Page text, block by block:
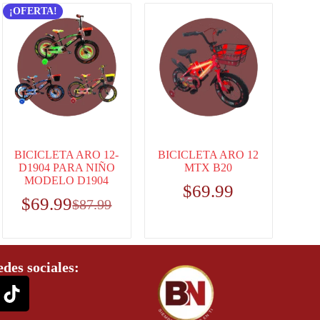
¡OFERTA!
BICICLETA ARO 12-
D1904 PARA NIÑO
MODELO D1904
$87.99
$69.99
BICICLETA ARO 12
MTX B20
$69.99
sociales: